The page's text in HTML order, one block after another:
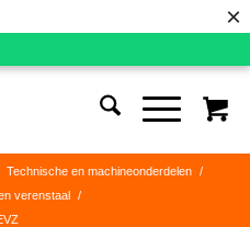
×
Technische en machineonderdelen
/
verenstaal
/